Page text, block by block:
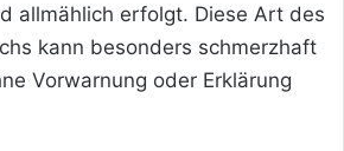
allmählich erfolgt. Diese Art des
kann besonders schmerzhaft
Vorwarnung oder Erklärung